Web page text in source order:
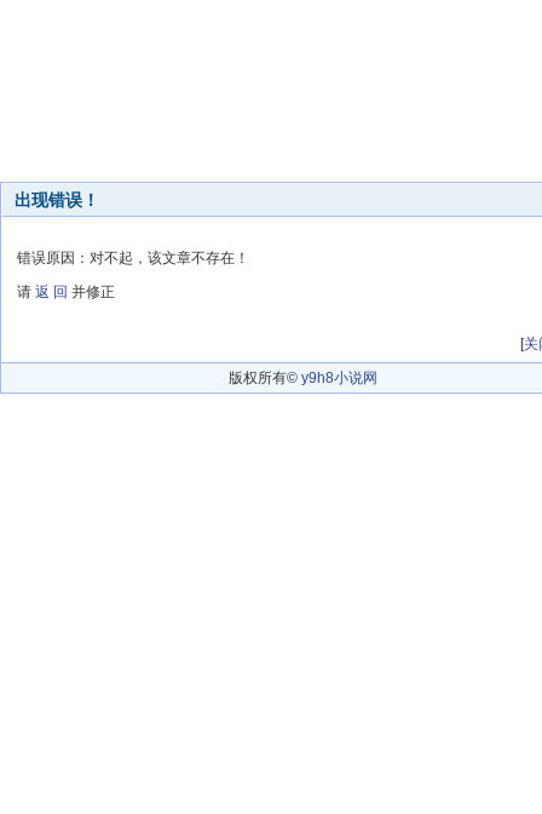
出现错误！
错误原因：对不起，该文章不存在！
请 返 回 并修正
[关
版权所有© y9h8小说网